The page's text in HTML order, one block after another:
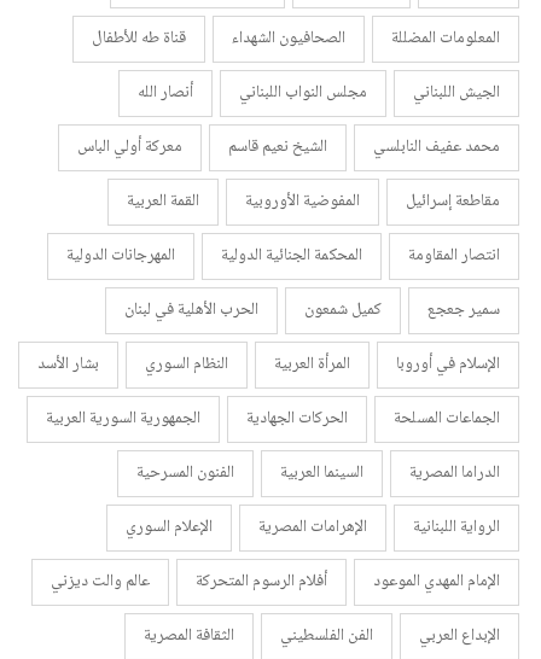
المعلومات المضللة
الصحافيون الشهداء
قناة طه للأطفال
الجيش اللبناني
مجلس النواب اللبناني
أنصار الله
محمد عفيف النابلسي
الشيخ نعيم قاسم
معركة أولي الباس
مقاطعة إسرائيل
المفوضية الأوروبية
القمة العربية
انتصار المقاومة
المحكمة الجنائية الدولية
المهرجانات الدولية
سمير جعجع
كميل شمعون
الحرب الأهلية في لبنان
الإسلام في أوروبا
المرأة العربية النظام السوري
بشار الأسد
الجماعات المسلحة
الحركات الجهادية
الجمهورية السورية العربية
الدراما المصرية
السينما العربية
الفنون المسرحية
الرواية اللبنانية
الإهرامات المصرية
الإعلام السوري
الإمام المهدي الموعود
أفلام الرسوم المتحركة
عالم والت ديزني
الإبداع العربي
الفن الفلسطيني
الثقافة المصرية